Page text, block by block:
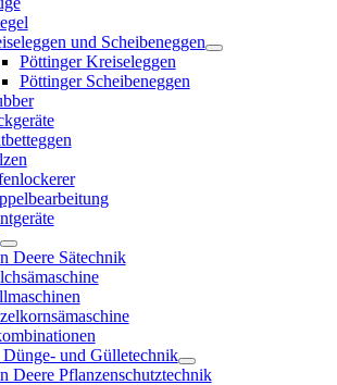
und Scheibeneggen
Pöttinger Kreiseleggen
Pöttinger Scheibeneggen
Deere Sätechnik
Dünge- und Gülletechnik
Deere Pflanzenschutztechnik